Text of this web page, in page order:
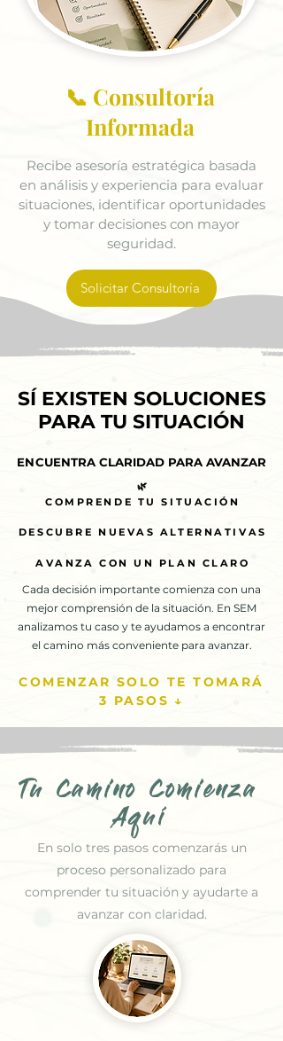
📞 Consultoría
Informada
Recibe asesoría estratégica basada
en análisis y experiencia para evaluar
situaciones, identificar oportunidades
y tomar decisiones con mayor
seguridad.
Solicitar Consultoría
SÍ EXISTEN SOLUCIONES
PARA TU SITUACIÓN
SÍ EXISTEN SOLUCIONES
PARA TU SITUACIÓN
ENCUENTRA CLARIDAD PARA AVANZAR
ENCUENTRA CLARIDAD PARA AVANZAR
🌿
COMPRENDE TU SITUACIÓN
DESCUBRE NUEVAS ALTERNATIVAS
AVANZA CON UN PLAN CLARO
🌿
COMPRENDE TU SITUACIÓN
DESCUBRE NUEVAS ALTERNATIVAS
AVANZA CON UN PLAN CLARO
Cada decisión importante comienza con una
mejor comprensión de la situación. En SEM
analizamos tu caso y te ayudamos a encontrar
el camino más conveniente para avanzar.
COMENZAR SOLO TE TOMARÁ
3 PASOS ↓
Tu Camino Comienza
Aquí
En solo tres pasos comenzarás un
proceso personalizado para
comprender tu situación y ayudarte a
avanzar con claridad.